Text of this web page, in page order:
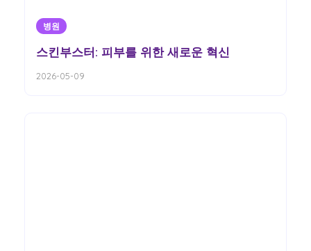
병원
스킨부스터: 피부를 위한 새로운 혁신
2026-05-09